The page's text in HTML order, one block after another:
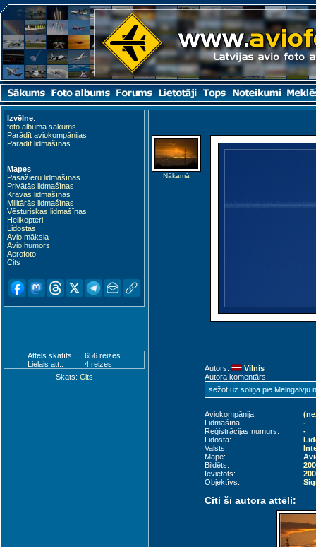
Izvēlne:
foto albuma sākums
Parādīt aviokompānijas
Parādīt lidmašīnas
Mapes:
Pasažieru lidmašīnas
Privātās lidmašīnas
Kravas lidmašīnas
Militārās lidmašīnas
Vēsturiskas lidmašīnas
Helikopteri
Lidostas
Avio māksla
Avio humors
Aerofoto
Cits
Attēls skatīts:
656 reizes
Lielais att.:
4 reizes
Skats: Cits
Nākamā
Autors:
Vilnis
Autora komentārs:
sēžot uz soliņa pie Melngalvju
Aviokompānija:
Lidmašīna:
-
Reģistrācijas numurs:
-
Lidosta:
Valsts:
Mape:
Bildēts:
Ievietots:
Objektīvs:
Citi šī autora attēli: